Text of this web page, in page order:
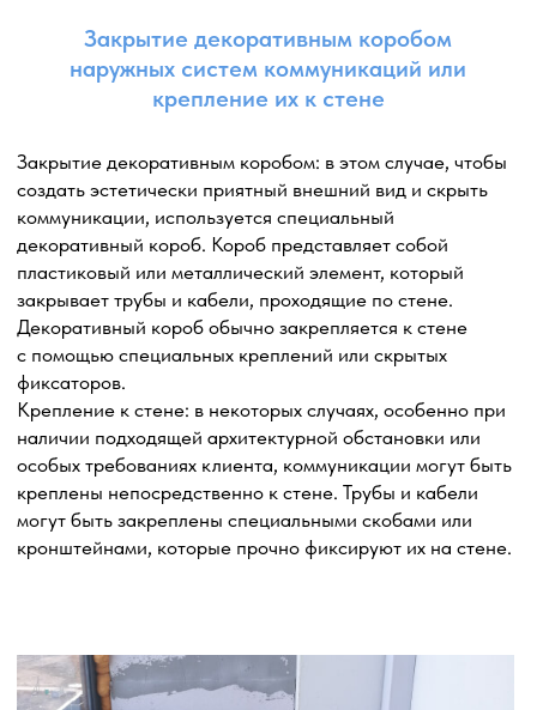
Монтаж наружного блока с применением
шпилек и траверс
Монтаж наружного блока кондиционера
с использованием шпилек и траверс является одним
из распространенных и надежных способов крепления.
Этот метод обеспечивает устойчивую и прочную
фиксацию наружного блока на стене здания или другой
Выбор места установки: определяем наиболее
подходящее место для размещения наружного блока
кондиционера, учитывая факторы, такие как
доступность, эстетический вид, безопасность
крепления траверса и наружного блока.
Установка траверса: устанавливаем траверс —
горизонтальную металлическую или алюминиевую